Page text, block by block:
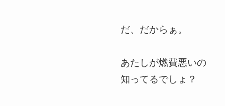
だ、だからぁ。
あたしが燃費悪いの
知ってるでしょ？